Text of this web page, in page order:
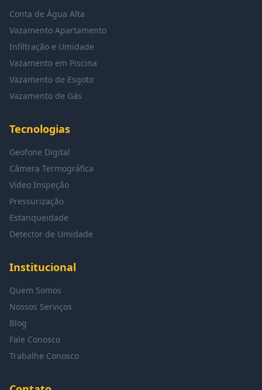
Conta de Água Alta
Vazamento Apartamento
Infiltração e Umidade
Vazamento em Piscina
Vazamento de Esgoto
Vazamento de Gás
Tecnologias
Geofone Digital
Câmera Termográfica
Vídeo Inspeção
Pressurização
Estanqueidade
Detector de Umidade
Institucional
Quem Somos
Nossos Serviços
Blog
Fale Conosco
Trabalhe Conosco